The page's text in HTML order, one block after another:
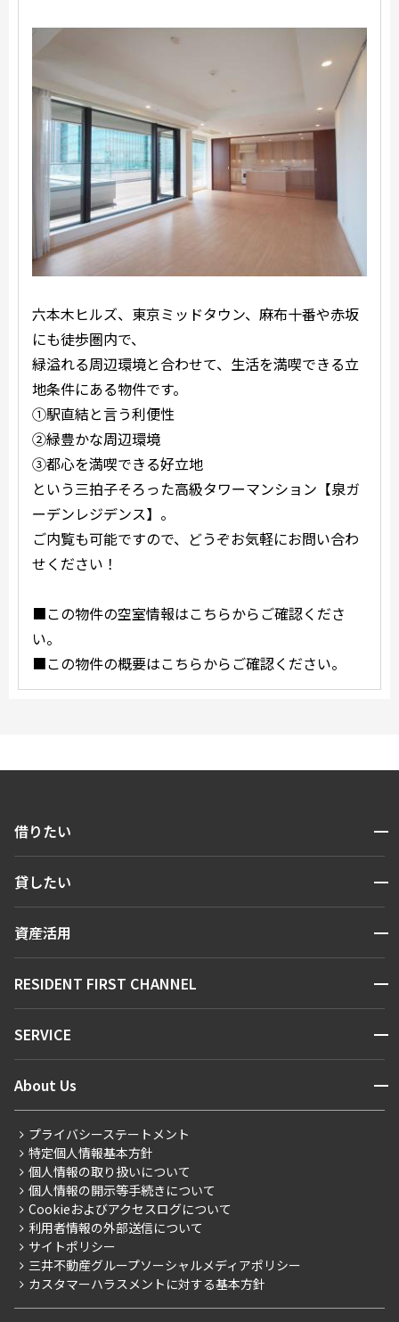
六本木ヒルズ、東京ミッドタウン、麻布十番や赤坂
にも徒歩圏内で、
緑溢れる周辺環境と合わせて、生活を満喫できる立
地条件にある物件です。
①駅直結と言う利便性
②緑豊かな周辺環境
③都心を満喫できる好立地
という三拍子そろった高級タワーマンション【泉ガ
ーデンレジデンス】。
ご内覧も可能ですので、どうぞお気軽にお問い合わ
せください！
■この物件の空室情報はこちらからご確認くださ
い。
■この物件の概要はこちらからご確認ください。
借りたい 開閉
人気エリアから探す
新着情報から探す
新着募集情報
こだわりから探す
こだわり一覧
プレミアムマンション
新築
当社限定（港区・渋谷区）
当社限定（港区・渋谷区以外）
三井不動産企画
貸したい 開閉
お問い合わせ
資産活用 開閉
お問い合わせ
RESIDENT FIRST CHANNEL 開閉
マンションレポート
住まいのコラム
SERVICE 開閉
会員ページ
ご入居・提携サービス
お部屋探しからご契約まで
よくあるご質問
社宅紹介
【仲介会社様向け】当社仲介事業部取り扱い物件入居申込
About Us 開閉
会社情報
事業案内
採用情報
ニュースリリース
お問い合わせ
プライバシーステートメント
特定個人情報基本方針
個人情報の取り扱いについて
個人情報の開示等手続きについて
Cookieおよびアクセスログについて
利用者情報の外部送信について
サイトポリシー
三井不動産グループソーシャルメディアポリシー
カスタマーハラスメントに対する基本方針